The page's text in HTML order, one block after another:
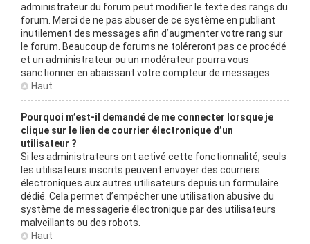
administrateur du forum peut modifier le texte des rangs du
forum. Merci de ne pas abuser de ce système en publiant
inutilement des messages afin d’augmenter votre rang sur
le forum. Beaucoup de forums ne toléreront pas ce procédé
et un administrateur ou un modérateur pourra vous
sanctionner en abaissant votre compteur de messages.
Haut
Pourquoi m’est-il demandé de me connecter lorsque je
clique sur le lien de courrier électronique d’un
utilisateur ?
Si les administrateurs ont activé cette fonctionnalité, seuls
les utilisateurs inscrits peuvent envoyer des courriers
électroniques aux autres utilisateurs depuis un formulaire
dédié. Cela permet d’empêcher une utilisation abusive du
système de messagerie électronique par des utilisateurs
malveillants ou des robots.
Haut